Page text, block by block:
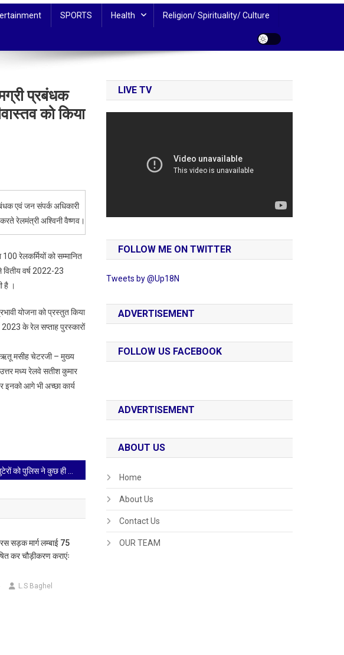
SPORTS Health Religion/ Spirituality/ Culture
प्रबंधक
को किया
एवं जन संपर्क अधिकारी
रेलमंत्री अश्विनी वैष्णव।
रेलकर्मियों को सम्मानित
वितीय वर्ष 2022-23
है ।
योजना को प्रस्तुत किया
2023 के रेल सप्ताह पुरस्कारों
ऋतू मसीह चेटरजी – मुख्य
मध्य रेलवे सतीश कुमार
इनको आगे भी अच्छा कार्य
सड़क मार्ग लम्बाई 75
कर चौड़ीकरण कराएंः
L.S Baghel
LIVE TV
FOLLOW ME ON TWITTER
Tweets by @Up18N
ADVERTISEMENT
FOLLOW US FACEBOOK
ADVERTISEMENT
ABOUT US
Home
About Us
Contact Us
OUR TEAM